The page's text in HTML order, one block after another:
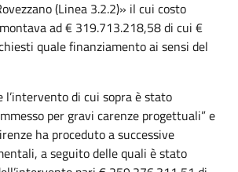
(Linea 3.2.2)» il cui costo
ad € 319.713.218,58 di cui €
quale finanziamento ai sensi del
l’intervento di cui sopra è stato
per gravi carenze progettuali” e
ha proceduto a successive
a seguito delle quali è stato